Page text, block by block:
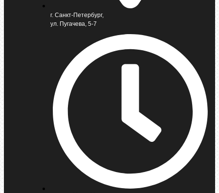
г. Санкт-Петербург,
ул. Пугачева, 5-7